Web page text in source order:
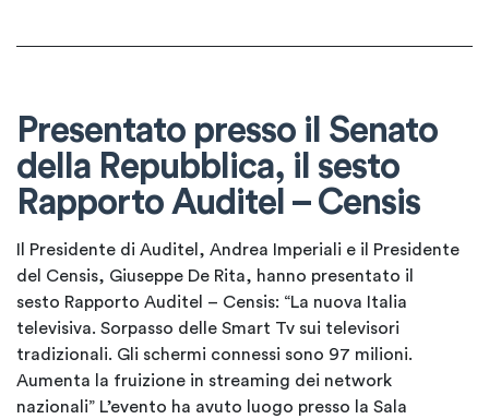
Presentato presso il Senato
della Repubblica, il sesto
Rapporto Auditel – Censis
Il Presidente di Auditel, Andrea Imperiali e il Presidente
del Censis, Giuseppe De Rita, hanno presentato il
sesto Rapporto Auditel – Censis: “La nuova Italia
televisiva. Sorpasso delle Smart Tv sui televisori
tradizionali. Gli schermi connessi sono 97 milioni.
Aumenta la fruizione in streaming dei network
nazionali” L’evento ha avuto luogo presso la Sala